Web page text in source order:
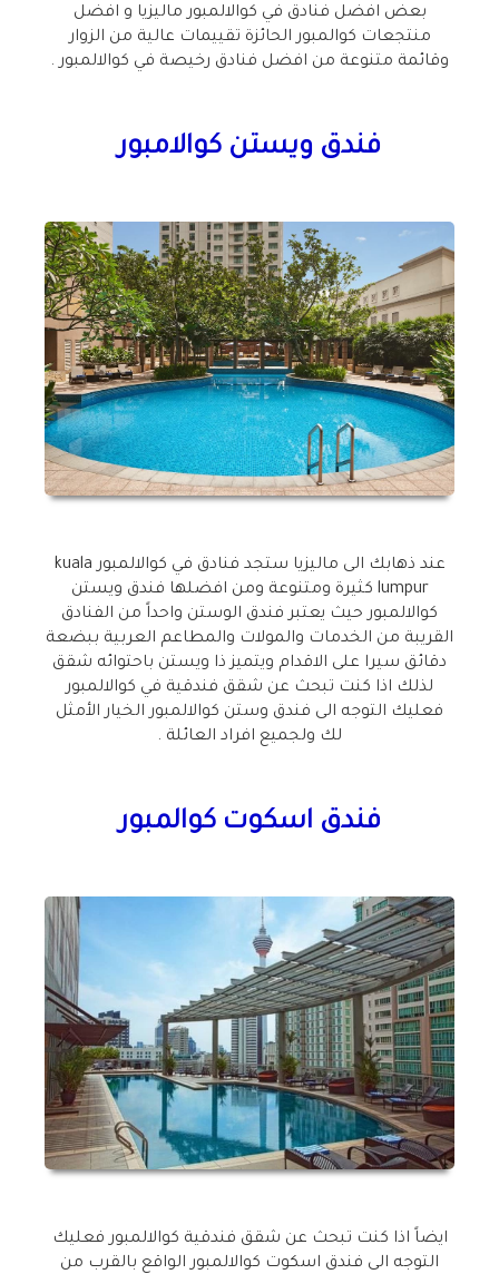
بعض افضل فنادق في كوالالمبور ماليزيا و افضل
منتجعات كوالمبور الحائزة تقييمات عالية من الزوار
وقائمة متنوعة من افضل فنادق رخيصة في كوالالمبور .
فندق ويستن كوالامبور
عند ذهابك الى ماليزيا ستجد فنادق في كوالالمبور kuala
lumpur كثيرة ومتنوعة ومن افضلها فندق ويستن
كوالالمبور حيث يعتبر فندق الوستن واحداً من الفنادق
القريبة من الخدمات والمولات والمطاعم العربية ببضعة
دقائق سيرا على الاقدام ويتميز ذا ويستن باحتوائه شقق
لذلك اذا كنت تبحث عن شقق فندقية في كوالالمبور
فعليك التوجه الى فندق وستن كوالالمبور الخيار الأمثل
لك ولجميع افراد العائلة .
فندق اسكوت كوالمبور
ايضاً اذا كنت تبحث عن شقق فندقية كوالالمبور فعليك
التوجه الى فندق اسكوت كوالالمبور الواقع بالقرب من